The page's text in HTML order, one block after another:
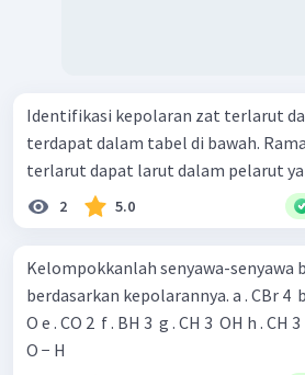
Identifikasi kepolaran zat terlarut
terdapat dalam tabel di bawah.
terlarut dapat larut dalam pelarut
2 5.0
Kelompokkanlah senyawa-senyawa
berdasarkan kepolarannya. a . CBr 4 ​ b . F 2 ​ c . PCl 5 ​ d . H 2 ​
O e . CO 2 ​ f . BH 3 ​ g . CH 3 ​ OH h . CH
O − H